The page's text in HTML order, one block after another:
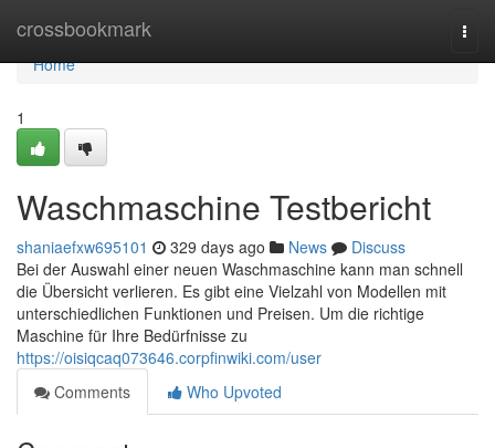
crossbookmark
Home
Home
1
Waschmaschine Testbericht
shaniaefxw695101 329 days ago News
Discuss
Bei der Auswahl einer neuen Waschmaschine kann man schnell
die Übersicht verlieren. Es gibt eine Vielzahl von Modellen mit
unterschiedlichen Funktionen und Preisen. Um die richtige
Maschine für Ihre Bedürfnisse zu
https://oisiqcaq073646.corpfinwiki.com/user
Comments
Who Upvoted